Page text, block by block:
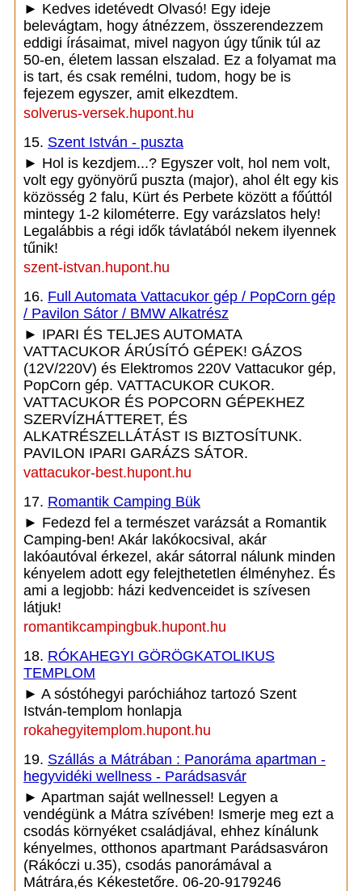
► Kedves idetévedt Olvasó! Egy ideje
belevágtam, hogy átnézzem, összerendezzem
eddigi írásaimat, mivel nagyon úgy tűnik túl az
50-en, életem lassan elszalad. Ez a folyamat ma
is tart, és csak remélni, tudom, hogy be is
fejezem egyszer, amit elkezdtem.
solverus-versek.hupont.hu
15. Szent István - puszta
► Hol is kezdjem...? Egyszer volt, hol nem volt,
volt egy gyönyörű puszta (major), ahol élt egy kis
közösség 2 falu, Kürt és Perbete között a főúttól
mintegy 1-2 kilométerre. Egy varázslatos hely!
Legalábbis a régi idők távlatából nekem ilyennek
tűnik!
szent-istvan.hupont.hu
16. Full Automata Vattacukor gép / PopCorn gép
/ Pavilon Sátor / BMW Alkatrész
► IPARI ÉS TELJES AUTOMATA
VATTACUKOR ÁRÚSÍTÓ GÉPEK! GÁZOS
(12V/220V) és Elektromos 220V Vattacukor gép,
PopCorn gép. VATTACUKOR CUKOR.
VATTACUKOR ÉS POPCORN GÉPEKHEZ
SZERVÍZHÁTTERET, ÉS
ALKATRÉSZELLÁTÁST IS BIZTOSÍTUNK.
PAVILON IPARI GARÁZS SÁTOR.
vattacukor-best.hupont.hu
17. Romantik Camping Bük
► Fedezd fel a természet varázsát a Romantik
Camping-ben! Akár lakókocsival, akár
lakóautóval érkezel, akár sátorral nálunk minden
kényelem adott egy felejthetetlen élményhez. És
ami a legjobb: házi kedvenceidet is szívesen
látjuk!
romantikcampingbuk.hupont.hu
18. RÓKAHEGYI GÖRÖGKATOLIKUS
TEMPLOM
► A sóstóhegyi paróchiához tartozó Szent
István-templom honlapja
rokahegyitemplom.hupont.hu
19. Szállás a Mátrában : Panoráma apartman -
hegyvidéki wellness - Parádsasvár
► Apartman saját wellnessel! Legyen a
vendégünk a Mátra szívében! Ismerje meg ezt a
csodás környéket családjával, ehhez kínálunk
kényelmes, otthonos apartmant Parádsasváron
(Rákóczi u.35), csodás panorámával a
Mátrára,és Kékestetőre. 06-20-9179246